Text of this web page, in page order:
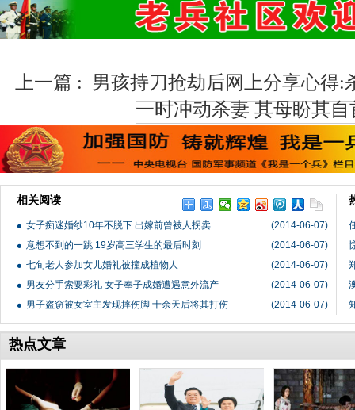
上一篇 :
男孩持刀抢劫后网上分享心得:
一时冲动杀妻 其母盼其自
相关阅读
(2014-06-07)
女子痴迷婚纱10年不脱下 出嫁前曾被人拐卖
(2014-06-07)
意想不到的一跳 19岁高三学生的最后时刻
(2014-06-07)
七旬老人参加女儿婚礼被撞成植物人
(2014-06-07)
男友分手索要彩礼 女子奉子成婚遭遇意外流产
(2014-06-07)
男子盗窃被女室主发现摔伤脚 十余天后将其打伤
热点文章